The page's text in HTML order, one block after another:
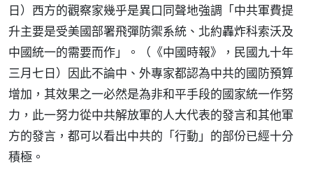
日）西方的觀察家幾乎是異口同聲地強調「中共軍費提
升主要是受美國部署飛彈防禦系統、北約轟炸科索沃及
中國統一的需要而作」。（《中國時報》，民國九十年
三月七日）因此不論中、外專家都認為中共的國防預算
增加，其效果之一必然是為非和平手段的國家統一作努
力，此一努力從中共解放軍的人大代表的發言和其他軍
方的發言，都可以看出中共的「行動」的部份已經十分
積極。